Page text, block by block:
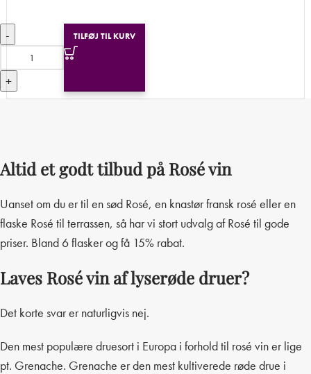
-
+
TILFØJ TIL KURV
Altid et godt tilbud på Rosé vin
Uanset om du er til en sød Rosé, en knastør fransk rosé eller en
flaske Rosé til terrassen, så har vi stort udvalg af Rosé til gode
priser. Bland 6 flasker og få 15% rabat.
Laves Rosé vin af lyserøde druer?
Det korte svar er naturligvis nej.
Den mest populære druesort i Europa i forhold til rosé vin er lige
pt. Grenache. Grenache er den mest kultiverede røde drue i